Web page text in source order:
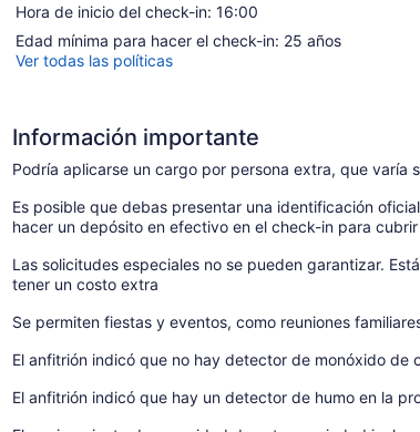
Hora de inicio del check-in: 16:00
Edad mínima para hacer el check-in: 25 años
Ver todas las políticas
Información importante
Podría aplicarse un cargo por persona extra, que varía
Es posible que debas presentar una identificación
hacer un depósito en efectivo en el check-in para
Las solicitudes especiales no se pueden garantizar.
tener un costo extra
Se permiten fiestas y eventos, como reuniones
El anfitrión indicó que no hay detector de monóxido
El anfitrión indicó que hay un detector de humo en la